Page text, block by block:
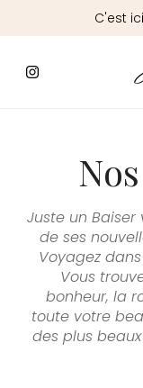
C'est ici
Juste un
de ses
Voyagez
Vous
bonheur, la
toute votre
des plus